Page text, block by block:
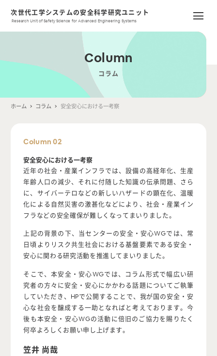
次世代工学システムの安全科学研究ユニット
Research Unit of Safety Science for Advanced Engineering Systems
Column
コラム
ホーム コラム 安全安心における一考察
Column 02
安全安心における一考察
近年の社会・産業インフラでは、設備の高経年化、生産
年齢人口の減少、それに付随した知識の伝承問題、さら
に、サイバーテロなどの新しいハザードの顕在化、温暖
化による自然災害の激甚化などにより、社会・産業イン
フラなどの安全確保が難しくなってまいりました。
上記の背景の下、当センターの安全・安心WGでは、常
日頃よりリスク共生社会における基盤要素である安全・
安心に関わる研究活動を推進してまいりました。
そこで、本安全・安心WGでは、コラム形式で幅広い研
究者の方々に安全・安心にかかわる話題についてご執筆
していただき、HPで公開することで、我が国の安全・安
心な社会を醸成する一助となればと考えております。今
後も本安全・安心WGの活動に倍旧のご協力を賜りたく
何卒よろしくお願い申し上げます。
笠井 尚哉